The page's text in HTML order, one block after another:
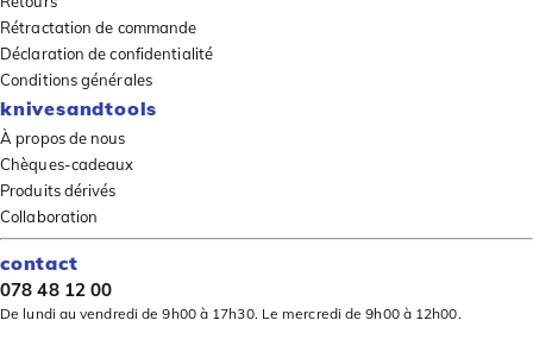
Rétractation de commande
Déclaration de confidentialité
Conditions générales
knivesandtools
À propos de nous
Chèques-cadeaux
Produits dérivés
Collaboration
contact
078 48 12 00
De lundi au vendredi de 9h00 à 17h30. Le mercredi de 9h00 à 12h00.